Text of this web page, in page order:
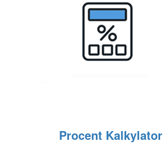
Procent Kalkylator